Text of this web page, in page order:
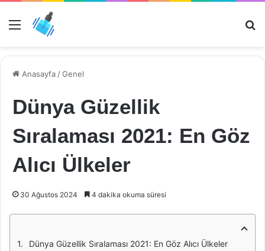
Menü
Anasayfa /Genel
Dünya Güzellik
Sıralaması 2021: En Göz
Alıcı Ülkeler
30 Ağustos 2024 4 dakika okuma süresi
Dünya Güzellik Sıralaması 2021: En Göz Alıcı Ülkeler